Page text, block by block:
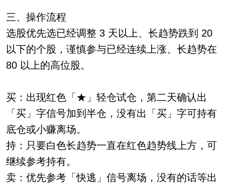
三、操作流程
选股优先选已经调整 3 天以上、长趋势跌到 20
以下的个股，谨慎参与已经连续上涨、长趋势在
80 以上的高位股。
买：出现红色「★」轻仓试仓，第二天确认出
「买」字信号加到半仓，没有出「买」字可持有
底仓或小赚离场。
持：只要白色长趋势一直在红色趋势线上方，可
继续参考持有。
卖：优先参考「快逃」信号离场，没有的话等出